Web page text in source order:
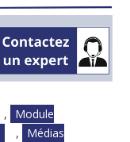
,
Module
,
Médias